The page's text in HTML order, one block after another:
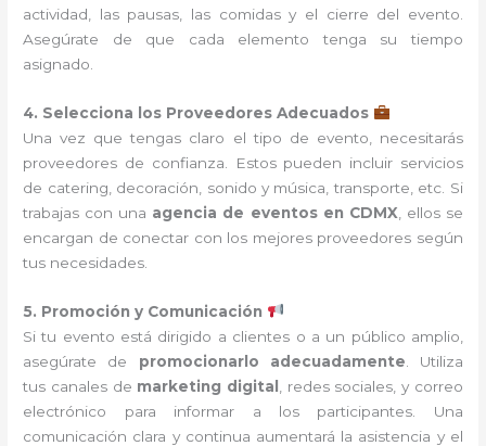
actividad, las pausas, las comidas y el cierre del evento.
Asegúrate de que cada elemento tenga su tiempo
asignado.
4. Selecciona los Proveedores Adecuados
Una vez que tengas claro el tipo de evento, necesitarás
proveedores de confianza. Estos pueden incluir servicios
de catering, decoración, sonido y música, transporte, etc. Si
trabajas con una agencia de eventos en CDMX , ellos se
encargan de conectar con los mejores proveedores según
tus necesidades.
5. Promoción y Comunicación
Si tu evento está dirigido a clientes o a un público amplio,
asegúrate de promocionarlo adecuadamente . Utiliza
tus canales de marketing digital
, redes sociales, y correo
electrónico para informar a los participantes. Una
comunicación clara y continua aumentará la asistencia y el